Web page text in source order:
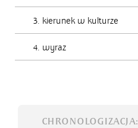
3. kierunek w kulturze
4. wyraz
CHRONOLOGIZACJA: